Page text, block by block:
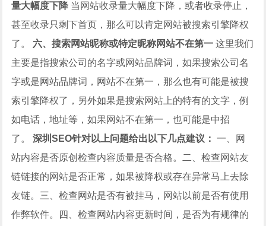
量大幅度下降 当网站收录量大幅度下降，或者收录停止，
甚至收录只剩下首页，那么可以肯定网站被搜索引擎降权
了。
六、搜索网站昵称或特定昵称网站不在第一 这里我们
主要是指搜索公司的名字或网站品牌词，如果搜索公司名
字或是网站品牌词，网站不在第一，那么也有可能是被搜
索引擎降权了，另外如果是搜索网站上的特有的文字，例
如电话，地址等，如果网站不在第一，也可能是中招
了。
深圳SEO针对以上问题给出以下几点建议：
一、网
站内容是否原创检查内容质量是否合格。 二、检查网站友
链链接的网站是否正常，如果被降权或存在异常马上去除
友链。 三、检查网站是否有被挂马，网站以前是否有使用
作弊软件。
四、检查网站内容更新时间，是否为有规律的